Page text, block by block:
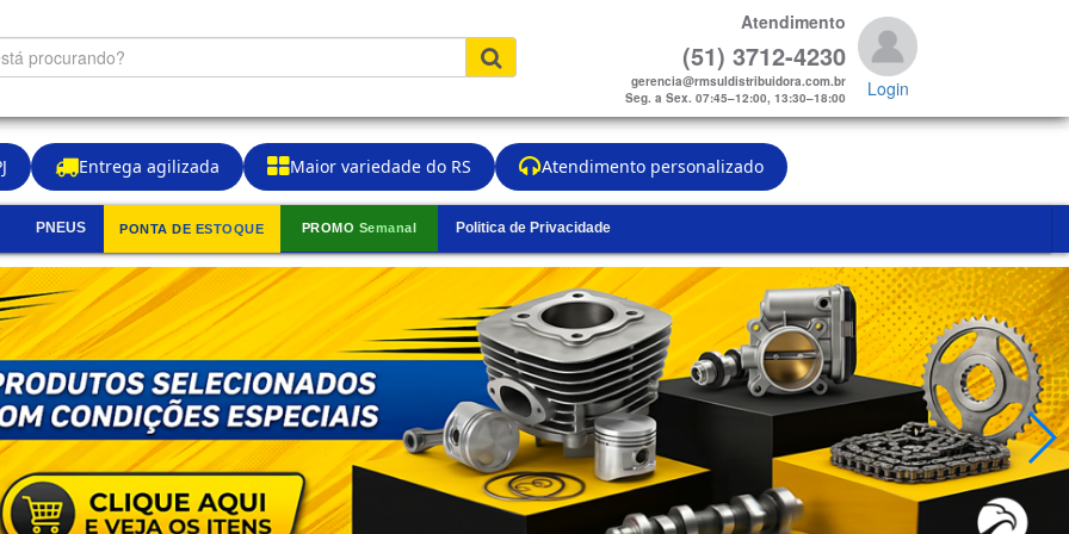
Entrega agilizada Maior variedade do RS Atendimento personalizado
Atendimento
(51) 3712-4230
gerencia@rmsuldistribuidora.com.br
Seg. a Sex. 07:45–12:00, 13:30–18:00
Login
PNEUS PONTA DE ESTOQUE PROMO Semanal Politica de Privacidade